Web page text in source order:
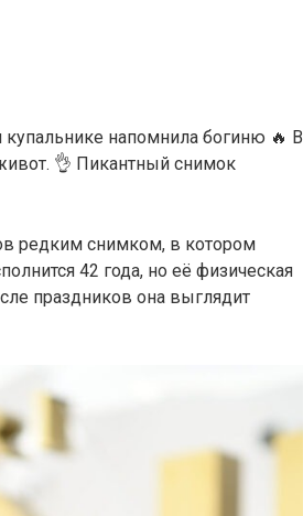
купальнике напомнила богиню 🔥 В
👌 Пикантный снимок
редким снимком, в котором
42 года, но её физическая
праздников она выглядит